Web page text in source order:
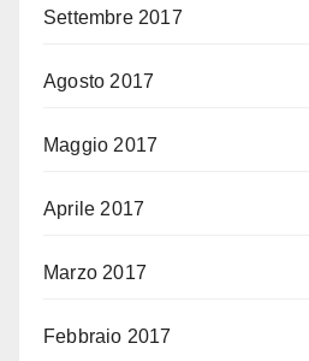
Settembre 2017
Agosto 2017
Maggio 2017
Aprile 2017
Marzo 2017
Febbraio 2017